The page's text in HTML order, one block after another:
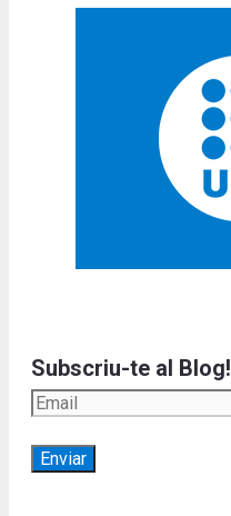
Subscriu-te al Blog!